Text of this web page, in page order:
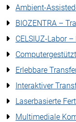
Ambient-
BIOZENTRA –
CELSIUZ-Labor
Erlebbare
Interaktiver
Laserbasierte
Multimediale